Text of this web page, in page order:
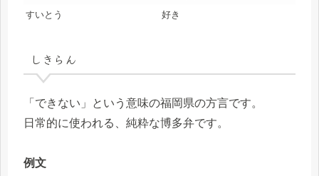
すいとう
好き
しきらん
「できない」という意味の福岡県の方言です。
日常的に使われる、純粋な博多弁です。
例文